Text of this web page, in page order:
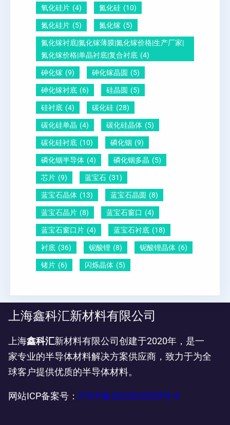
铅
晶
圆
氧化硅片 (4) 氮化硅 (10)
氮化硅片 (5) 氮化镓 (5)
氮化镓衬底|氮化镓薄膜|氮化镓价格|生产厂家|
氮化镓价格|单晶衬底|复合衬底 (4)
砷化镓 (9) 砷化镓晶圆 (5)
砷化镓衬底 (6) 硅晶圆 (5)
硅衬底 (4) 碳化硅 (28)
碳化硅单晶 (4) 碳化硅晶体 (5)
碳化硅衬底 (10) 磷化铟 (9)
磷化铟半导体 (4) 磷化铟多晶 (5)
芯片 (9) 蓝宝石 (31)
蓝宝石晶体 (13) 蓝宝石晶圆 (8)
蓝宝石晶片 (8) 蓝宝石窗口 (4)
蓝宝石窗口片 (4) 蓝宝石衬底 (18)
衬底 (36) 铌酸锂 (8) 铌酸锂晶体 (6)
锗片 (6) 闪烁晶体 (5)
上海鑫科汇新材料有限公司
上海鑫科汇新材料有限公司创建于2020年，是一
家专业的半导体材料解决方案供应商，致力于为全
球客户提供优质的半导体材料。
网站ICP备案号： 沪ICP备2022022028号-4